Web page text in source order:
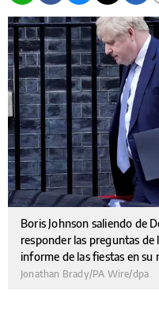
Boris Johnson saliendo de
responder las preguntas de
informe de las fiestas en
Jonathan Brady/PA Wire/dpa